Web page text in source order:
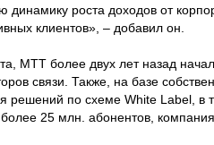
динамику роста доходов от
клиентов», – добавил он.
МТТ более двух лет назад
связи. Также, на базе
решений по схеме White Label, в
25 млн. абонентов,